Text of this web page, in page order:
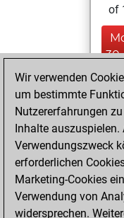
of
30,
Wir verwenden
um bestimmte
Nutzererfahrungen
Inhalte
Verwendungszweck
erforderlichen
Marketing-Cookies
Verwendung von
widersprechen.